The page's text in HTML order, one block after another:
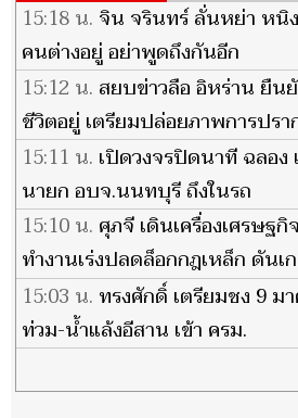
15:18 น. จิน จรินทร์ ลั่นหย่า หนิ
คนต่างอยู่ อย่าพูดถึงกันอีก
15:12 น. สยบข่าวลือ อิหร่าน ยืน
ชีวิตอยู่ เตรียมปล่อยภาพการปรา
15:11 น. เปิดวงจรปิดนาที ฉลอง
นายก อบจ.นนทบุรี ถึงในรถ
15:10 น. ศุภจี เดินเครื่องเศรษฐ
ทำงานเร่งปลดล็อกกฎเหล็ก ดันเ
ศึกการค้า
15:03 น. ทรงศักดิ์ เตรียมชง 9 ม
ท่วม-น้ำแล้งอีสาน เข้า ครม.